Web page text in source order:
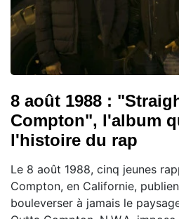
8 août 1988 :
Compton", l'album
l'histoire du rap
Le 8 août 1988, cinq jeunes
Compton, en Californie,
bouleverser à jamais le